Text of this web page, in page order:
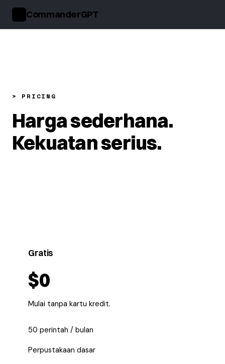
CommanderGPT
> PRICING
Harga sederhana.
Kekuatan serius.
Gratis
$0
Mulai tanpa kartu kredit.
50 perintah / bulan
Perpustakaan dasar